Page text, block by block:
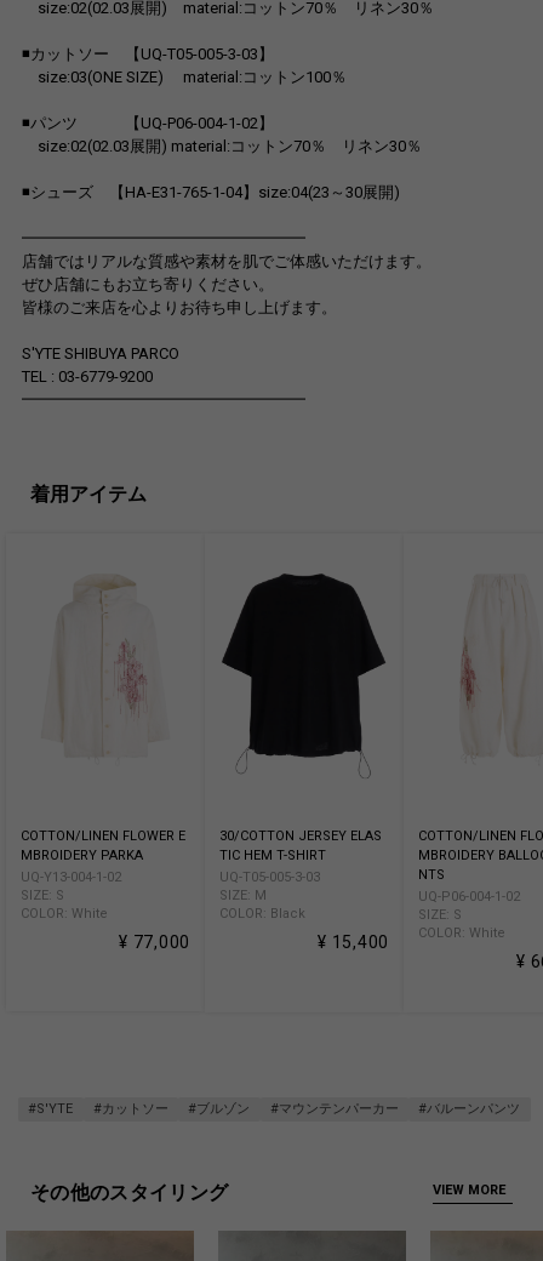
size:02(02.03展開) material:コットン70％ リネン30％
◾カットソー 【UQ-T05-005-3-03】
size:03(ONE SIZE) material:コットン100％
◾パンツ 【UQ-P06-004-1-02】
size:02(02.03展開) material:コットン70％ リネン30％
◾シューズ 【HA-E31-765-1-04】size:04(23～30展開)
━━━━━━━━━━━━━━━━━━
店舗ではリアルな質感や素材を肌でご体感いただけます。
ぜひ店舗にもお立ち寄りください。
皆様のご来店を心よりお待ち申し上げます。
S'YTE SHIBUYA PARCO
TEL : 03-6779-9200
━━━━━━━━━━━━━━━━━━
着用アイテム
COTTON/LINEN FLOWER E
MBROIDERY PARKA
UQ-Y13-004-1-02
SIZE: S
COLOR: White
¥ 77,000
30/COTTON JERSEY ELAS
TIC HEM T-SHIRT
UQ-T05-005-3-03
SIZE: M
COLOR: Black
¥ 15,400
COTTON/LINEN
MBROIDERY
NTS
UQ-P06-004-1-02
SIZE: S
COLOR: White
¥
#S'YTE #カットソー #ブルゾン #マウンテンパーカー #バルーンパンツ
その他のスタイリング VIEW MORE